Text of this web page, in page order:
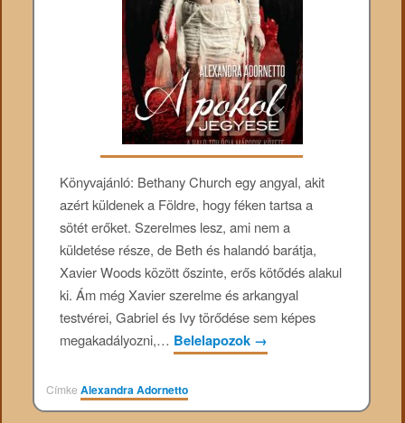
Könyvajánló: Bethany Church egy angyal, akit
azért küldenek a Földre, hogy féken tartsa a
sötét erőket. Szerelmes lesz, ami nem a
küldetése része, de Beth és halandó barátja,
Xavier Woods között őszinte, erős kötődés alakul
ki. Ám még Xavier szerelme és arkangyal
testvérei, Gabriel és Ivy törődése sem képes
megakadályozni,… Belelapozok →
CímkeAlexandra Adornetto